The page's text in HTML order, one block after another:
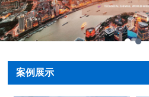
案例展示